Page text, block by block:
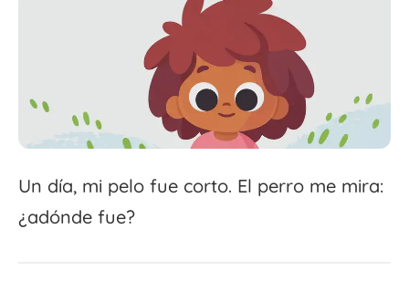
Un día, mi pelo fue corto. El perro me mira:
¿adónde fue?